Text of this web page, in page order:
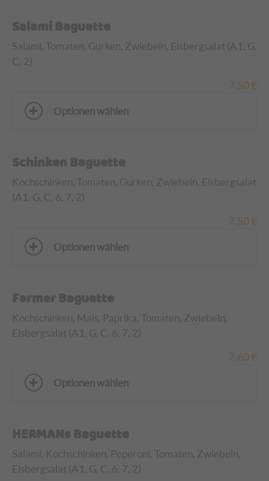
Salami Baguette
Salami, Tomaten, Gurken, Zwiebeln, Eisbergsalat (A1, G,
C, 2)
7,50 €
Optionen wählen
Schinken Baguette
Kochschinken, Tomaten, Gurken, Zwiebeln, Eisbergsalat
(A1, G, C, 6, 7, 2)
7,50 €
Optionen wählen
Farmer Baguette
Kochschinken, Mais, Paprika, Tomaten, Zwiebeln,
Eisbergsalat (A1, G, C, 6, 7, 2)
7,60 €
Optionen wählen
HERMANs Baguette
Salami, Kochschinken, Peperoni, Tomaten, Zwiebeln,
Eisbergsalat (A1, G, C, 6, 7, 2)